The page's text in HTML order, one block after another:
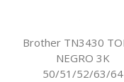
Brother TN3430
NEGRO 3K
50/51/52/63/64